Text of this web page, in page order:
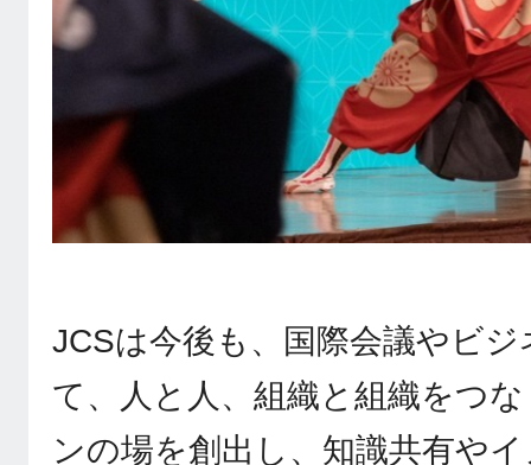
JCSは今後も、国際会議やビ
て、人と人、組織と組織をつ
ンの場を創出し、知識共有や